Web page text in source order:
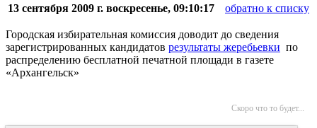
13 сентября 2009 г. воскресенье, 09:10:17
обратно к списку
Городская избирательная комиссия доводит до сведения
зарегистрированных кандидатов результаты жеребьевки по
распределению бесплатной печатной площади в газете
«Архангельск»
Скоро что то будет...